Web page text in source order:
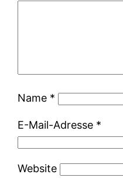
Name *
E-Mail-Adresse *
Website